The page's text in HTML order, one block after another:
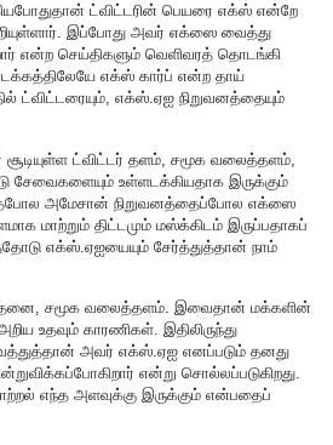
ட்விட்டரின் பெயரை எக்ஸ் என்றே
இப்போது அவர் எக்ஸை வைத்து
என்ற செய்திகளும் வெளிவரத் தொடங்கி
எக்ஸ் கார்ப் என்ற தாய்
ட்விட்டரையும், எக்ஸ்.ஏஐ நிறுவனத்தையும்
சூடியுள்ள ட்விட்டர் தளம், சமூக வலைத்தளம்,
உள்ளடக்கியதாக இருக்கும்
அமேசான் நிறுவனத்தைப்போல எக்ஸை
மாற்றும் திட்டமும் மஸ்க்கிடம் இருப்பதாகப்
எக்ஸ்.ஏஐயையும் சேர்த்துத்தான் நாம்
சமூக வலைத்தளம். இவைதான் மக்களின்
உதவும் காரணிகள். இதிலிருந்து
அவர் எக்ஸ்.ஏஐ எனப்படும் தனது
என்று சொல்லப்படுகிறது.
எந்த அளவுக்கு இருக்கும் என்பதைப்